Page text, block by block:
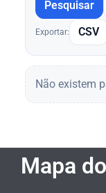
Pesquisar
Exportar: CSV
Não existem
Mapa